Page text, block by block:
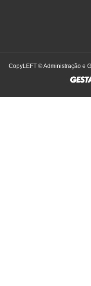
CopyLEFT © Administração e